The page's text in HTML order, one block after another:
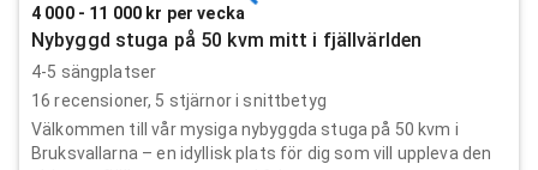
4 000 - 11 000 kr per vecka
Nybyggd stuga på 50 kvm mitt i fjällvärlden
4-5 sängplatser
16 recensioner, 5 stjärnor i snittbetyg
Välkommen till vår mysiga nybyggda stuga på 50 kvm i
Bruksvallarna – en idyllisk plats för dig som vill uppleva den